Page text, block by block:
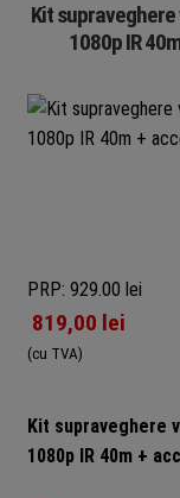
Kit supraveghere
1080p IR
PRP: 929.00 lei
819,00 lei
(cu TVA)
Kit supraveghere
1080p IR 40m +